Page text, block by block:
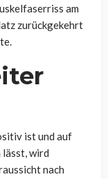
am
zurückgekehrt
ist und auf
lässt, wird
nach